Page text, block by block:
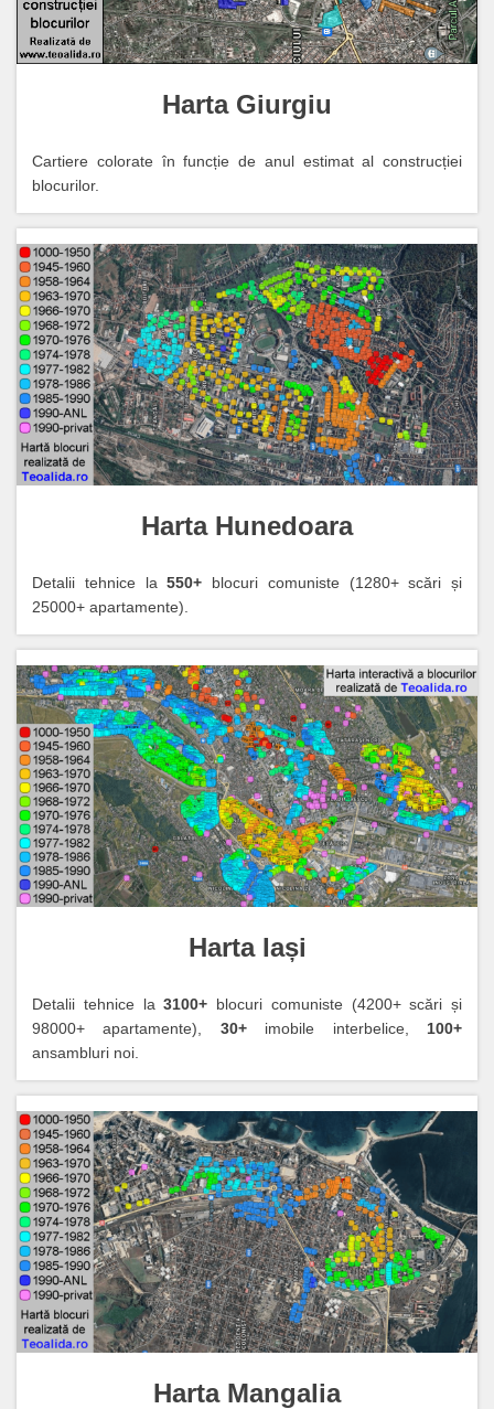
Harta Giurgiu
Cartiere colorate în funcție de anul estimat al construcției
blocurilor.
Harta Hunedoara
Detalii tehnice la550+ blocuri comuniste (1280+ scări și
25000+ apartamente).
Harta Iași
Detalii tehnice la3100+ blocuri comuniste (4200+ scări și
98000+ apartamente), 30+imobile interbelice, 100+
ansambluri noi.
Harta Mangalia